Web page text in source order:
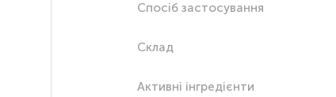
Спосіб застосування
Склад
Активні інгредієнти